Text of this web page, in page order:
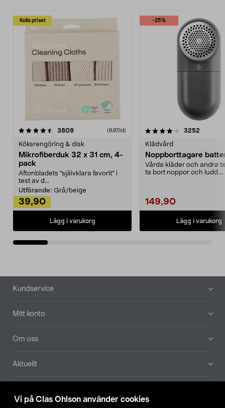
Vi på Clas Ohlson använder cookies
Kolla priset
3809recensioner (9,97/st)
Köksrengöring & disk
Mikrofiberduk 32 x 31 cm, 4-
pack
Aftonbladets "självklara favorit” i
test av d...
Utförande: Grå/beige
39,90
Lägg i varukorg
-25%
4.0av 5 stjärnor 3252
Klädvård
Noppborttagare
Vårda kläder och andra
ta bort noppor och ludd.
149,90
Lägg i varukorg
4.5av 5 stjärnor
Sidfot
Kundservice
Mitt konto
Om oss
Aktuellt